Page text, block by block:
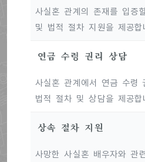
사실혼 관계의 존재를 입증
및 법적 절차 지원을 제공합
연금 수령 권리 상담
사실혼 관계에서 연금 수령
법적 절차 및 상담을 제공합
상속 절차 지원
사망한 사실혼 배우자와 관